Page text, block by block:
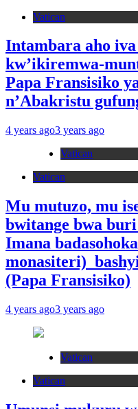
Vatican
Intambara aho
kw’ikiremwa-
Papa Fransisiko
n’Abakristu
4 years ago3 years ago
Vatican
Vatican
Mu mutuzo, mu
bwitange bwa
Imana
monasiteri)
(Papa Fransisiko)
4 years ago3 years ago
Vatican
Vatican